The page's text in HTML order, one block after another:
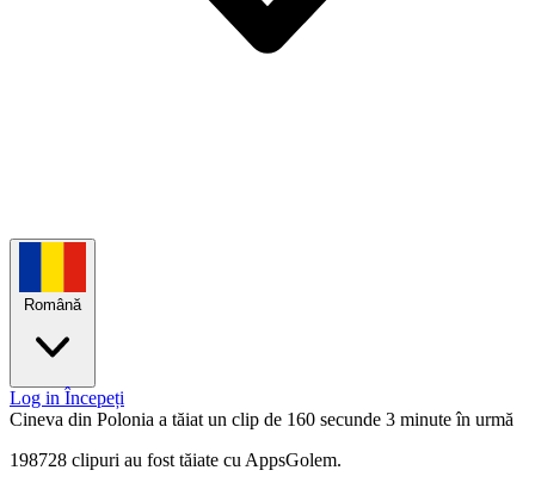
Română
Log in Începeți
Cineva din Polonia a tăiat un clip de 160 secunde 3 minute în urmă
198728 clipuri au fost tăiate cu AppsGolem.